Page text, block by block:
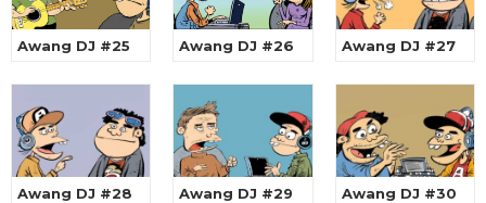
Awang DJ #25 Awang DJ #26 Awang DJ #27
Awang DJ #28 Awang DJ #29 Awang DJ #30